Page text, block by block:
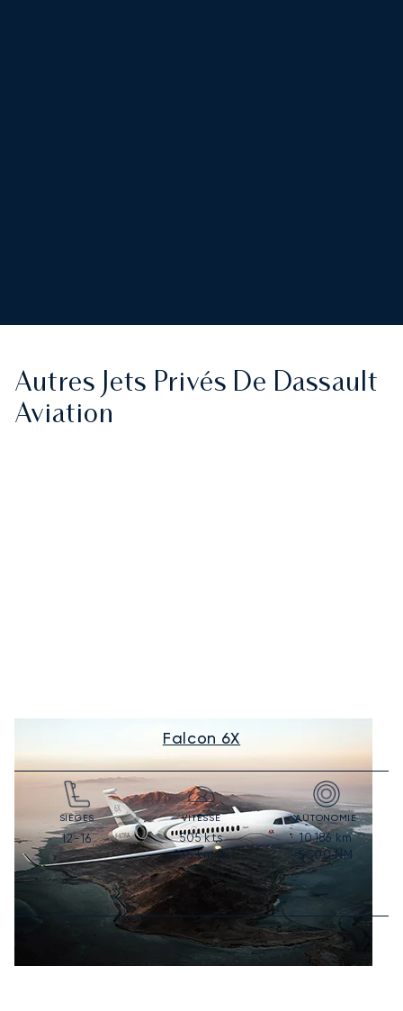
Autres Jets Privés De Dassault
Aviation
Falcon 6X
SIÈGES
12-16
VITESSE
505kts
935km/h
AUTONOMIE
10 186 km
5 500NM